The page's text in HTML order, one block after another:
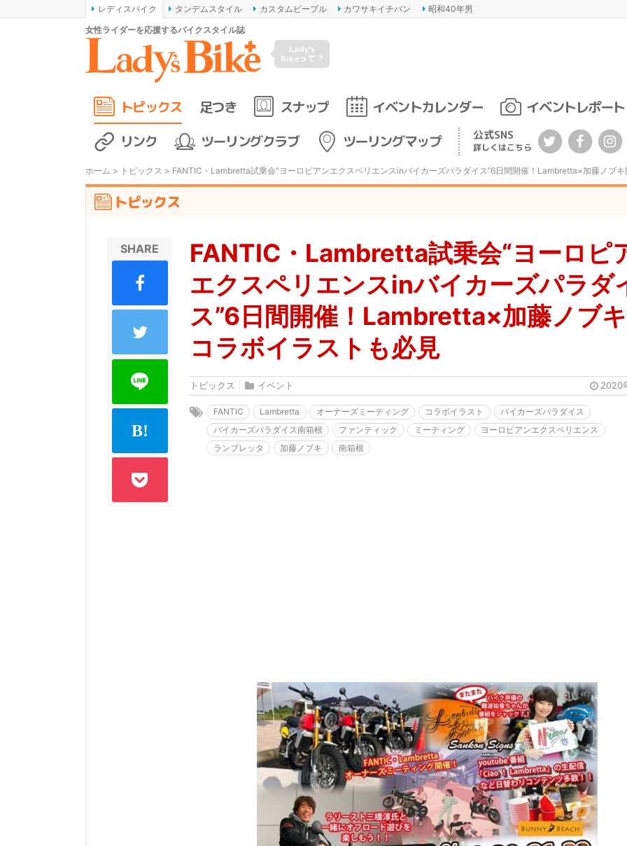
レディスバイク タンデムスタイル カスタムピープル カワサキイチバン
昭和40年男
女性ライダーを応援するバイクスタイル誌
Lady's
Bikeって？
トピックス 足つき スナップ イベントカレンダー
イベントレポート
リンク
ツーリングクラブ ツーリングマップ 公式SNS
詳しくはこちら
ホーム > トピックス > FANTIC・Lambretta試乗会“ヨーロピアンエクスペリエンスinバイカーズパラダイス”6日間開催！Lambretta×加藤ノブ
トピックス
FANTIC・Lambretta試乗会“ヨーロピ
エクスペリエンスinバイカーズパラダ
ス”6日間開催！Lambretta×加藤ノブ
コラボイラストも必見
トピックス イベント 2020
FANTIC Lambretta オーナーズミーティング コラボイラスト
バイカーズパラダイス
バイカーズパラダイス南箱根
ファンティック ミーティング
ヨーロピアンエクスペリエンス
ランブレッタ
加藤ノブキ 南箱根
SHARE